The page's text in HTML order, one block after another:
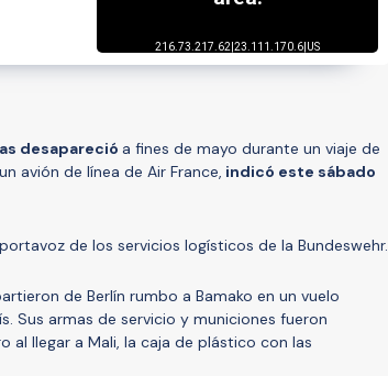
desapareció a fines de mayo durante un viaje de
avión de línea de Air France, indicó este sábado
de los servicios logísticos de la Bundeswehr.
de Berlín rumbo a Bamako en un vuelo
Sus armas de servicio y municiones fueron
al llegar a Mali, la caja de plástico con las